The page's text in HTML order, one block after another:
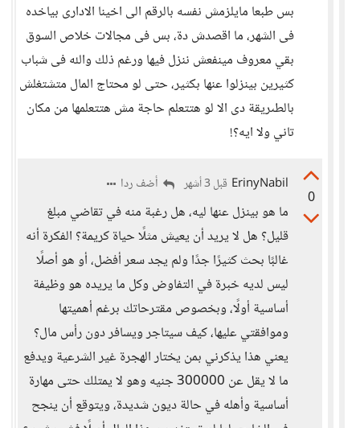
بس طبعا مايلزمش نفسه بالرقم الى اخينا الادارى بياخده
فى الشهر، ما اقصدش دة، بس فى مجالات خلاص السوق
بقي معروف مينفعش ننزل فيها ورغم ذلك والله فى شباب
كثيرين بينزلوا عنها بكثير، حتى لو محتاج المال متشتغلش
بالطىريقة دى الا لو هتتعلم حاجة مش هتتعلمها من مكان
تاني ولا ايه؟!
0
ErinyNabil قبل 3 أشهر أضف ردا
ما هو بينزل عنها ليه، هل رغبة منه في تقاضي مبلغ
قليل؟ هل لا يريد أن يعيش مثلًا حياة كريمة؟ الفكرة أنه
غالبًا بحث كثيرًا جدًا ولم يجد سعر أفضل، أو هو أصلًا
ليس لديه خبرة في التفاوض وكل ما يريده هو وظيفة
أساسية أولًا، وبخصوص مقترحاتك برغم أهميتها
وموافقتي عليها، كيف سيتاجر ويسافر دون رأس مال؟
يعني هذا يذكرني بمن يختار الهجرة غير الشرعية ويدفع
ما لا يقل عن 300000 جنيه وهو لا يمتلك حتى مهارة
أساسية وأهله في حالة ديون شديدة، ويتوقع أن ينجح